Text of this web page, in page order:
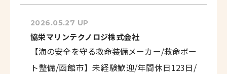
2026.05.27 UP
協栄マリンテクノロジ株式会社
【海の安全を守る救命装備メーカー/救命ボー
ト整備/函館市】未経験歓迎/年間休日123日/